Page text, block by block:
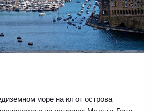
море на юг от острова